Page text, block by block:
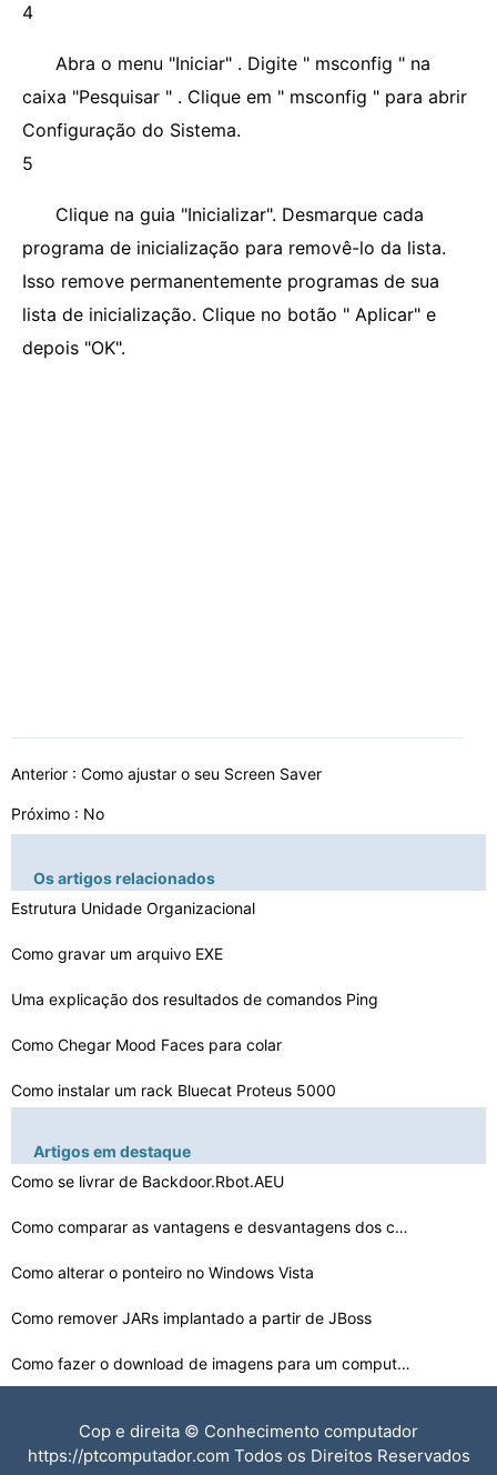
4
Abra o menu "Iniciar" . Digite " msconfig " na
caixa "Pesquisar " . Clique em " msconfig " para abrir
Configuração do Sistema.
5
Clique na guia "Inicializar". Desmarque cada
programa de inicialização para removê-lo da lista.
Isso remove permanentemente programas de sua
lista de inicialização. Clique no botão " Aplicar" e
depois "OK".
Anterior : Como ajustar o seu Screen Saver
Próximo : No
Os artigos relacionados
Estrutura Unidade Organizacional
Como gravar um arquivo EXE
Uma explicação dos resultados de comandos Ping
Como Chegar Mood Faces para colar
Como instalar um rack Bluecat Proteus 5000
Como se livrar da Acer Game Console
Como operar uma 2B Calculadora TI 30X
Como fazer um disco de inicialização USB Triplo
Artigos em destaque
Como se livrar de Backdoor.Rbot.AEU
Como comparar as vantagens e desvantagens dos computado…
Como alterar o ponteiro no Windows Vista
Como remover JARs implantado a partir de JBoss
Como fazer o download de imagens para um computador a p…
Posso colocar uma ponte Garden como fundo do meu
Cop e direita © Conhecimento computador
https://ptcomputador.com Todos os Direitos Reservados